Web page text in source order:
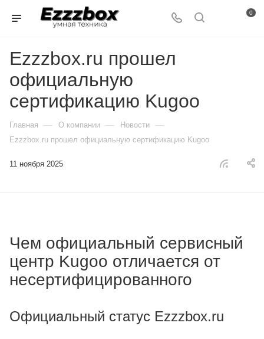
0
Ezzzbox.ru прошел
официальную
сертификацию Kugoo
Главная — О компании — Новости —
Ezzzbox.ru прошел официальную сертификацию Kugoo
11 ноября 2025
Чем официальный сервисный
центр Kugoo отличается от
несертифицированного
Официальный статус Ezzzbox.ru